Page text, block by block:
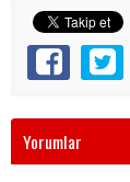
Yorumlar